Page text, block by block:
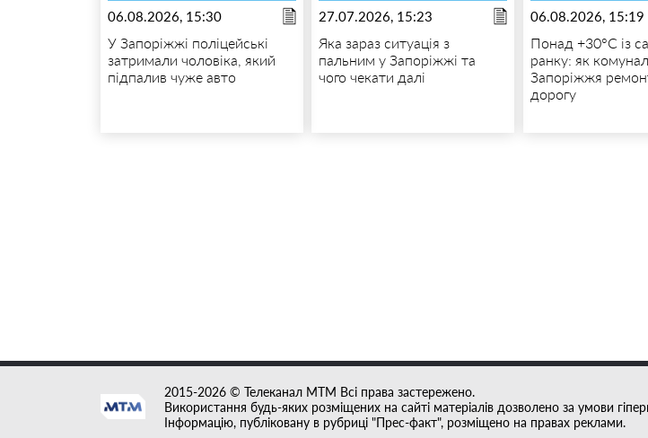
06.08.2026, 15:30
У Запоріжжі поліцейські
затримали чоловіка, який
підпалив чуже авто
27.07.2026, 15:23
Яка зараз ситуація з
пальним у Запоріжжі та
чого чекати далі
06.08.2026, 15:19
Понад +30°C із
ранку: як
Запоріжжя
дорогу
2015-2026 © Телеканал MTM Всі права застережено.
Використання будь-яких розміщених на сайті матеріалів дозволено за умови
Інформацію, публіковану в рубриці "Прес-факт", розміщено на правах реклами.